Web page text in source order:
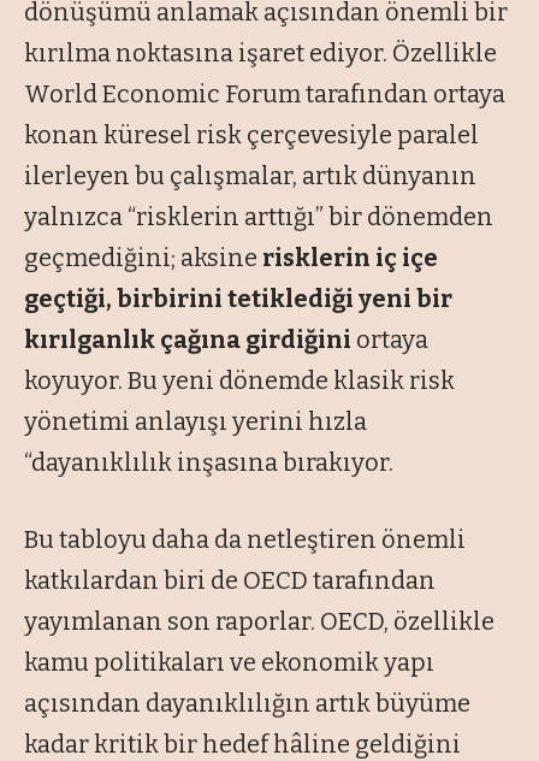
dönüşümü anlamak açısından önemli bir
kırılma noktasına işaret ediyor. Özellikle
World Economic Forum tarafından ortaya
konan küresel risk çerçevesiyle paralel
ilerleyen bu çalışmalar, artık dünyanın
yalnızca “risklerin arttığı” bir dönemden
geçmediğini; aksine risklerin iç içe
geçtiği, birbirini tetiklediği yeni bir
kırılganlık çağına girdiğini ortaya
koyuyor. Bu yeni dönemde klasik risk
yönetimi anlayışı yerini hızla
“dayanıklılık inşasına bırakıyor.
Bu tabloyu daha da netleştiren önemli
katkılardan biri de OECD tarafından
yayımlanan son raporlar. OECD, özellikle
kamu politikaları ve ekonomik yapı
açısından dayanıklılığın artık büyüme
kadar kritik bir hedef hâline geldiğini